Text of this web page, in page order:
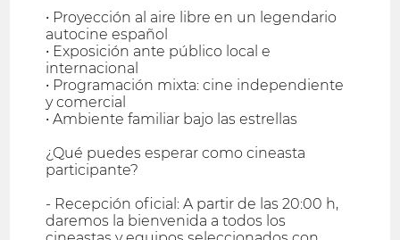
• Proyección al aire libre en un legendario
autocine español
• Exposición ante público local e
internacional
• Programación mixta: cine independiente
y comercial
• Ambiente familiar bajo las estrellas
¿Qué puedes esperar como cineasta
participante?
- Recepción oficial: A partir de las 20:00 h,
daremos la bienvenida a todos los